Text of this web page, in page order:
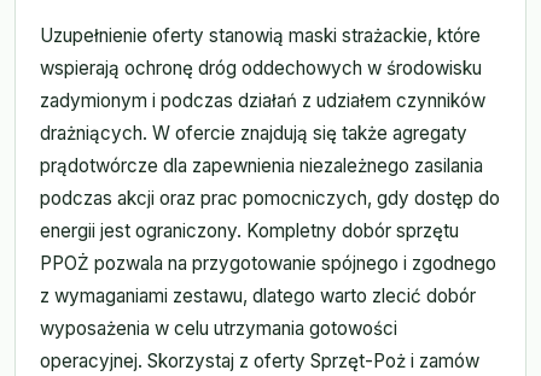
Uzupełnienie oferty stanowią maski strażackie, które
wspierają ochronę dróg oddechowych w środowisku
zadymionym i podczas działań z udziałem czynników
drażniących. W ofercie znajdują się także agregaty
prądotwórcze dla zapewnienia niezależnego zasilania
podczas akcji oraz prac pomocniczych, gdy dostęp do
energii jest ograniczony. Kompletny dobór sprzętu
PPOŻ pozwala na przygotowanie spójnego i zgodnego
z wymaganiami zestawu, dlatego warto zlecić dobór
wyposażenia w celu utrzymania gotowości
operacyjnej. Skorzystaj z oferty Sprzęt-Poż i zamów